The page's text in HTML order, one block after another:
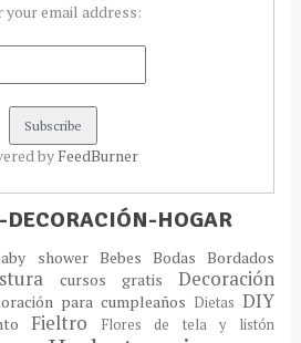
your email address:
by FeedBurner
HOGAR
shower Bebes BodasBordados
cursos gratisDecoración
para cumpleaños DietasDIY
Fieltro Flores de tela y listón